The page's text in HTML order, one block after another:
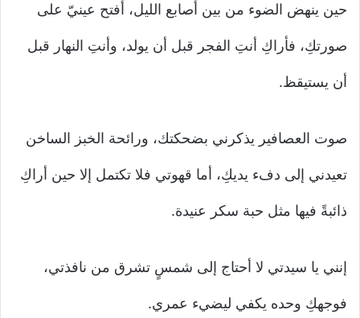
حين ينهض الضوء من بين أصابع الليل، أفتح عينيّ على
صورتكِ، فأراكِ أنتِ الفجر قبل أن يولد، وأنتِ النهار قبل
أن يستيقظ.
صوت العصافير يذكرني بضحكتك، ورائحة الخبز الساخن
تعيدني إلى دفء يديكِ، أما قهوتي فلا تكتمل إلا حين أراكِ
ذائبةً فيها مثل حبة سكر عنيدة.
إنني يا سيدتي لا أحتاج إلى شمسٍ تشرق من نافذتي،
فوجهكِ وحده يكفي ليضيء عمري.